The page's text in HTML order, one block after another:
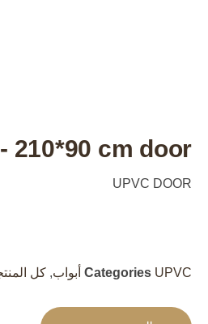
210*90 cm door
UPVC DOOR
Categories UPVC أبواب , كل